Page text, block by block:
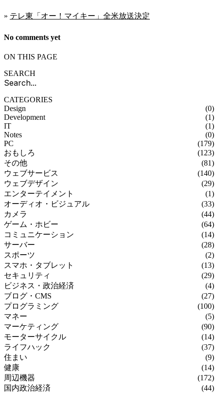
» テレ東「オー！マイキー」全米放送決定
No comments yet
ON THIS PAGE
SEARCH
CATEGORIES
Design
(0)
Development
(1)
IT
(1)
Notes
(0)
PC
(179)
おもしろ
(123)
その他
(81)
ウェブサービス
(140)
ウェブデザイン
(29)
エンターテイメント
(1)
オーディオ・ビジュアル
(33)
カメラ
(44)
ゲーム・ホビー
(64)
コミュニケーション
(14)
サーバー
(28)
スポーツ
(2)
スマホ・タブレット
(13)
セキュリティ
(29)
ビジネス・政治経済
(4)
ブログ・CMS
(27)
プログラミング
(100)
マネー
(5)
マーケティング
(90)
モーターサイクル
(14)
ライフハック
(37)
住まい
(9)
健康
(14)
周辺機器
(172)
国内政治経済
(44)